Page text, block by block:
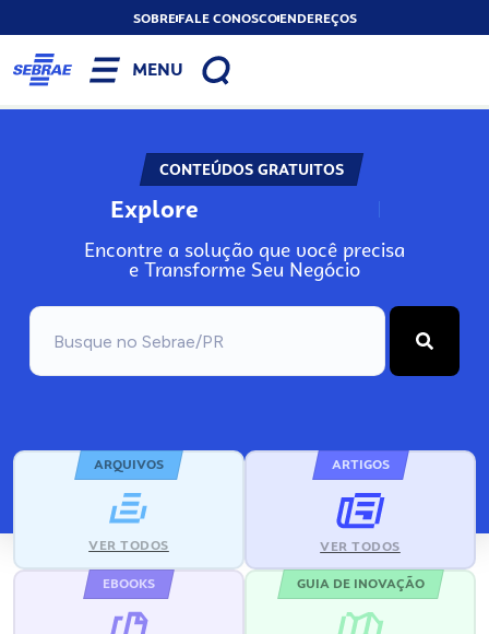
SOBREFALE CONOSCOENDEREÇOS
MENU
CONTEÚDOS GRATUITOS
Explore N
Encontre a solução que você precisa
e Transforme Seu Negócio
ARQUIVOS
VER TODOS
ARTIGOS
VER TODOS
EBOOKS GUIA DE INOVAÇÃO